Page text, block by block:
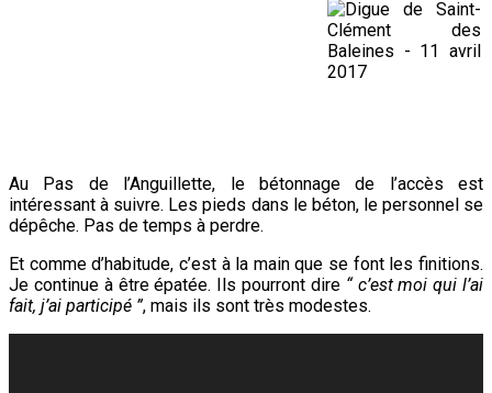
Au Pas de l’Anguillette, le bétonnage de l’accès est
intéressant à suivre. Les pieds dans le béton, le personnel se
dépêche. Pas de temps à perdre.
Et comme d’habitude, c’est à la main que se font les finitions.
Je continue à être épatée. Ils pourront dire “ c’est moi qui l’ai
fait, j’ai participé ”, mais ils sont très modestes.